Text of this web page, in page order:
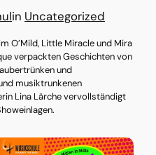
in Uncategorized
O’Mild, Little Miracle und Mira
verpackten Geschichten von
und
musiktrunkenen
Lina Lärche vervollständigt